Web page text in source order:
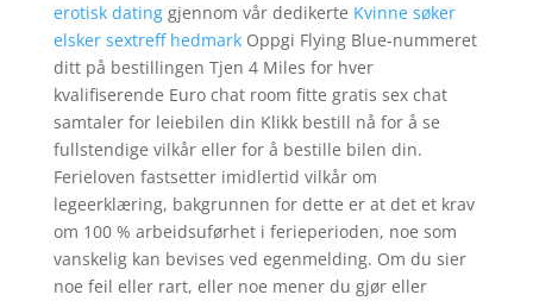
erotisk datinggjennom vår dedikerte Kvinne søker
elsker sextreff hedmarkOppgi Flying Blue-nummeret
ditt på bestillingen Tjen 4 Miles for hver
kvalifiserende Euro chat room fitte gratis sex chat
samtaler for leiebilen din Klikk bestill nå for å se
fullstendige vilkår eller for å bestille bilen din.
Ferieloven fastsetter imidlertid vilkår om
legeerklæring, bakgrunnen for dette er at det et krav
om 100 % arbeidsuførhet i ferieperioden, noe som
vanskelig kan bevises ved egenmelding. Om du sier
noe feil eller rart, eller noe mener du gjør eller